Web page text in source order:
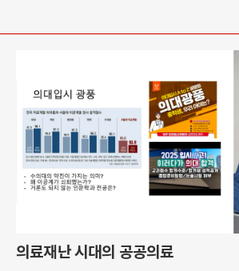
의료재난 시대의 공공의료